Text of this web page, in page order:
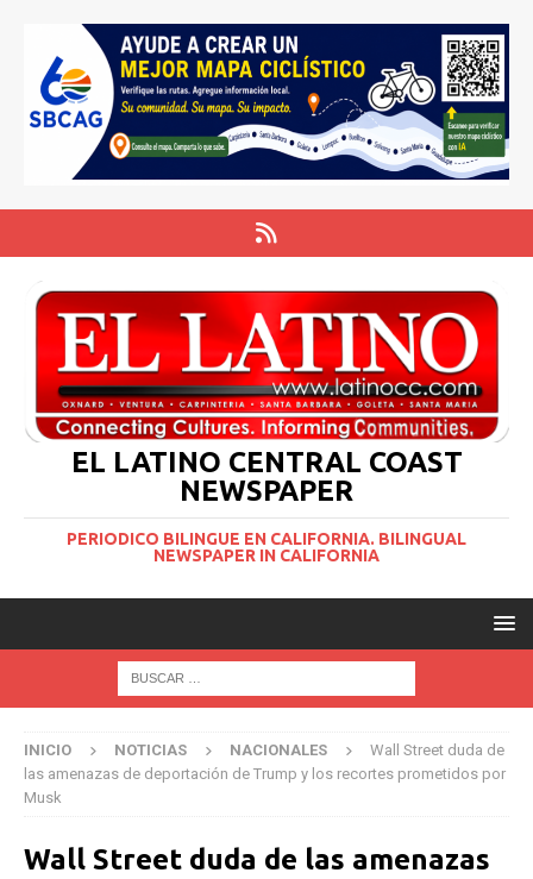
EL LATINO CENTRAL COAST
NEWSPAPER
PERIODICO BILINGUE EN CALIFORNIA. BILINGUAL
NEWSPAPER IN CALIFORNIA
INICIO NOTICIAS NACIONALES
Wall Street duda de
las amenazas de deportación de Trump y los recortes prometidos por
Musk
Wall Street duda de las amenazas